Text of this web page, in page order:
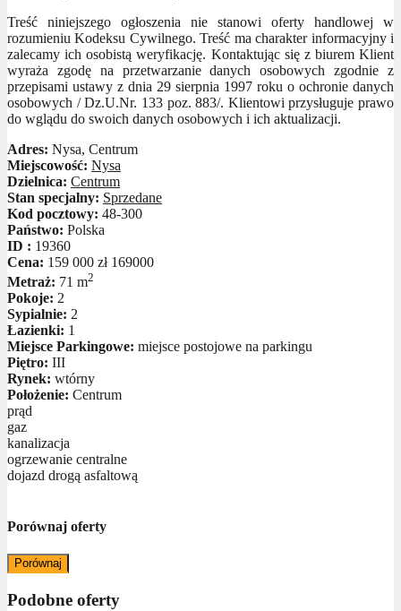
Treść niniejszego ogłoszenia nie stanowi oferty handlowej w
rozumieniu Kodeksu Cywilnego. Treść ma charakter informacyjny i
zalecamy ich osobistą weryfikację. Kontaktując się z biurem Klient
wyraża zgodę na przetwarzanie danych osobowych zgodnie z
przepisami ustawy z dnia 29 sierpnia 1997 roku o ochronie danych
osobowych / Dz.U.Nr. 133 poz. 883/. Klientowi przysługuje prawo
do wglądu do swoich danych osobowych i ich aktualizacji.
Adres: Nysa, Centrum
Miejscowość: Nysa
Dzielnica: Centrum
Stan specjalny: Sprzedane
Kod pocztowy: 48-300
Państwo: Polska
ID : 19360
Cena: 159 000 zł 169000
Metraż: 71 m2
Pokoje: 2
Sypialnie: 2
Łazienki: 1
Miejsce Parkingowe: miejsce postojowe na parkingu
Piętro: III
Rynek: wtórny
Położenie: Centrum
prąd
gaz
kanalizacja
ogrzewanie centralne
dojazd drogą asfaltową
Porównaj oferty
Porównaj
Podobne oferty